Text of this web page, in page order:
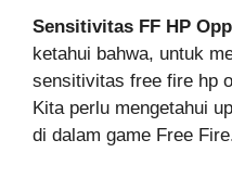
Sensitivitas FF HP
ketahui bahwa, untuk
sensitivitas free fire hp
Kita perlu mengetahui
di dalam game Free